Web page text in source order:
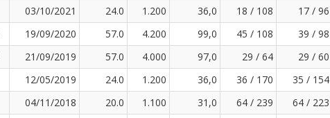
03/10/2021 24.0 1.200 36,0 18 / 108
17 / 96
19/09/2020 57.0 4.200 99,0 45 / 108
39 / 98
21/09/2019 57.0 4.000 97,0 29 / 64
29 / 60
12/05/2019 24.0 1.200 36,0 36 / 170
35 / 154
04/11/2018 20.0 1.100 31,0 64 / 239
64 / 223